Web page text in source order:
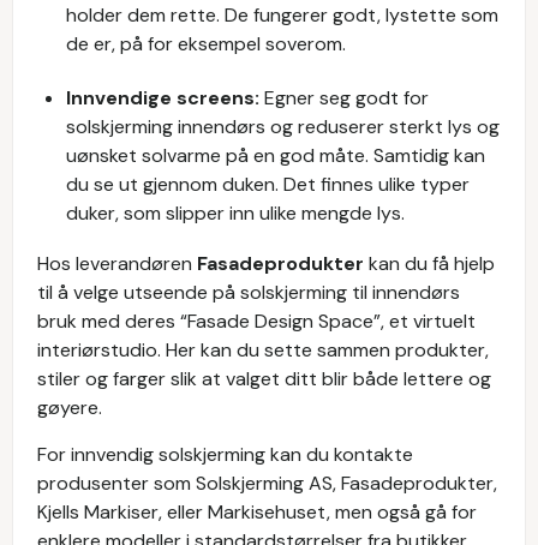
holder dem rette. De fungerer godt, lystette som
de er, på for eksempel soverom.
Innvendige screens: Egner seg godt for
solskjerming innendørs og reduserer sterkt lys og
uønsket solvarme på en god måte. Samtidig kan
du se ut gjennom duken. Det finnes ulike typer
duker, som slipper inn ulike mengde lys.
Hos leverandøren Fasadeprodukter kan du få hjelp
til å velge utseende på solskjerming til innendørs
bruk med deres “Fasade Design Space”, et virtuelt
interiørstudio. Her kan du sette sammen produkter,
stiler og farger slik at valget ditt blir både lettere og
gøyere.
For innvendig solskjerming kan du kontakte
produsenter som Solskjerming AS, Fasadeprodukter,
Kjells Markiser, eller Markisehuset, men også gå for